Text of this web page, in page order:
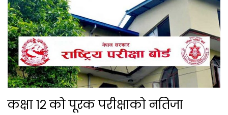
कक्षा १२ को पूरक परीक्षाको नतिजा